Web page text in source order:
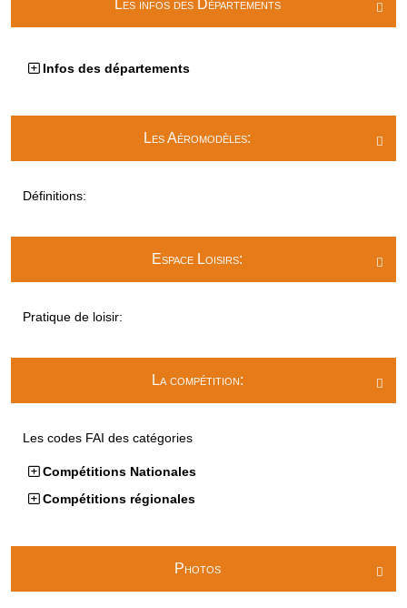

Les infos des Départements
Infos des départements

Les Aéromodèles:
Définitions:

Espace Loisirs:
Pratique de loisir:

La compétition:
Les codes FAI des catégories
Compétitions Nationales
Compétitions régionales

Photos